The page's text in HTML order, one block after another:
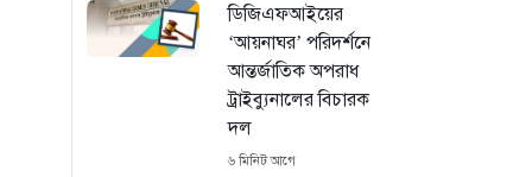
ডিজিএফআইয়ের
‘আয়নাঘর’ পরিদর্শনে
আন্তর্জাতিক অপরাধ
ট্রাইব্যুনালের বিচারক
দল
৬ মিনিট আগে